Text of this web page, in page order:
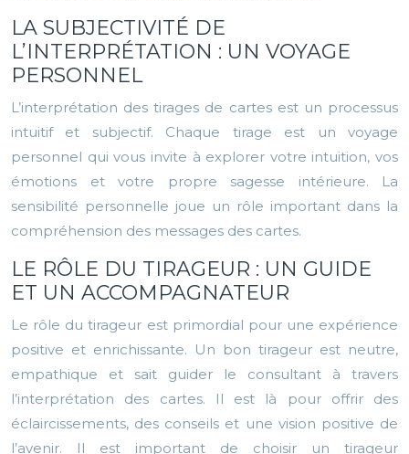
LA SUBJECTIVITÉ DE
L’INTERPRÉTATION : UN VOYAGE
PERSONNEL
L’interprétation des tirages de cartes est un processus
intuitif et subjectif. Chaque tirage est un voyage
personnel qui vous invite à explorer votre intuition, vos
émotions et votre propre sagesse intérieure. La
sensibilité personnelle joue un rôle important dans la
compréhension des messages des cartes.
LE RÔLE DU TIRAGEUR : UN GUIDE
ET UN ACCOMPAGNATEUR
Le rôle du tirageur est primordial pour une expérience
positive et enrichissante. Un bon tirageur est neutre,
empathique et sait guider le consultant à travers
l’interprétation des cartes. Il est là pour offrir des
éclaircissements, des conseils et une vision positive de
l’avenir. Il est important de choisir un tirageur